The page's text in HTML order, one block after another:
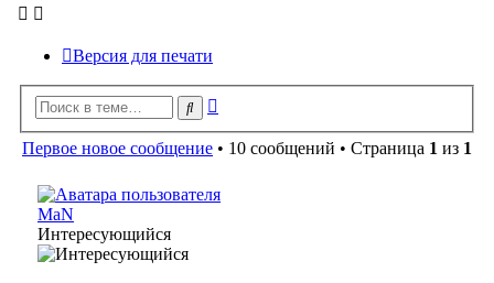
Версия для печати
Поиск
Первое новое сообщение • 10 сообщений • Страница 1 из 1
MaN
Интересующийся